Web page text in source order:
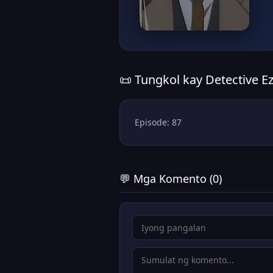
📜 Tungkol kay Detective
Episode: 87
💬 Mga Komento (0)